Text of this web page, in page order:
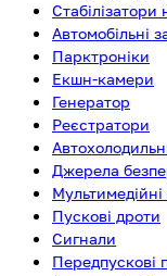
Стабілізатори
Автомобільні
Парктроніки
Екшн-камери
Генератор
Реєстратори
Джерела
Пускові дроти
Сигнали
Передпускові